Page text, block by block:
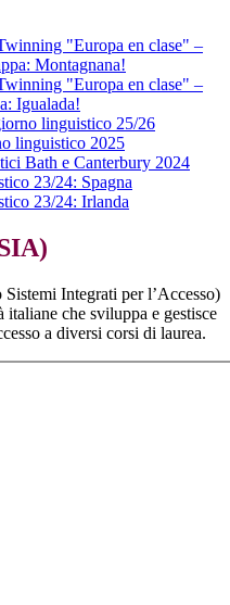
"Europa en clase" –
Montagnana!
"Europa en clase" –
Igualada!
linguistico 25/26
linguistico 2025
Bath e Canterbury 2024
23/24: Spagna
23/24: Irlanda
Integrati per l’Accesso)
che sviluppa e gestisce
a diversi corsi di laurea.